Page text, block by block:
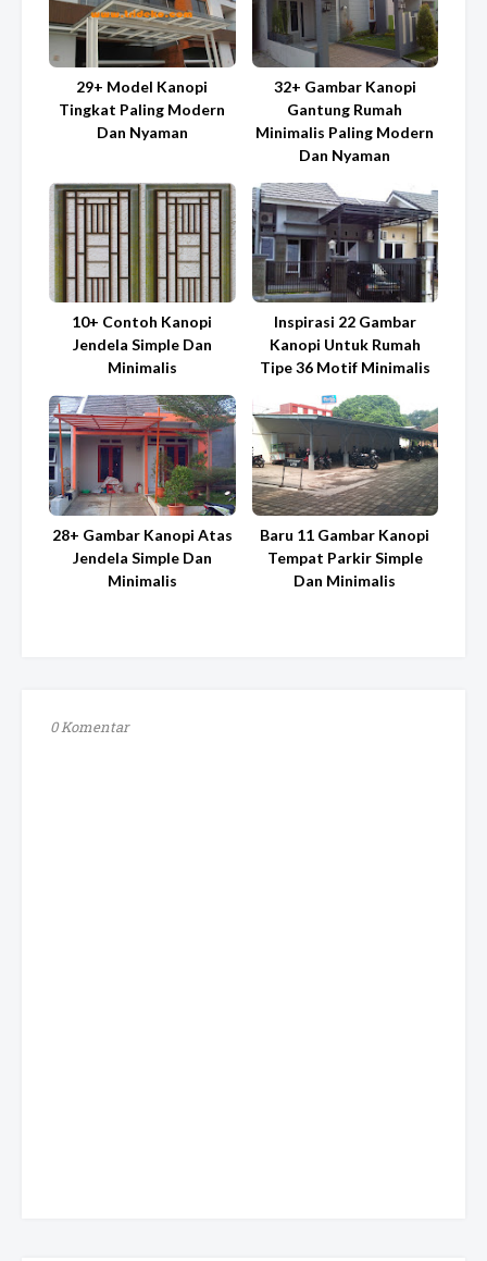
29+ Model Kanopi
Tingkat Paling Modern
Dan Nyaman
32+ Gambar Kanopi
Gantung Rumah
Minimalis Paling Modern
Dan Nyaman
10+ Contoh Kanopi
Jendela Simple Dan
Minimalis
Inspirasi 22 Gambar
Kanopi Untuk Rumah
Tipe 36 Motif Minimalis
28+ Gambar Kanopi Atas
Jendela Simple Dan
Minimalis
Baru 11 Gambar Kanopi
Tempat Parkir Simple
Dan Minimalis
0 Komentar